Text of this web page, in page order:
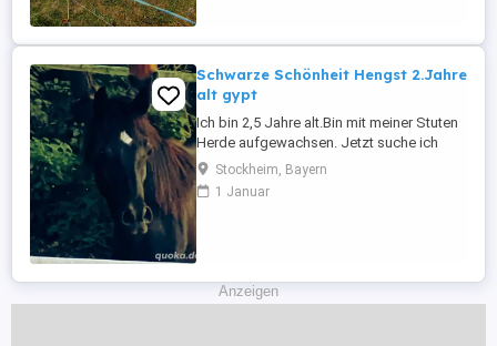
Schwarze Schönheit Hengst 2.Jahre
alt gypt
Ich bin 2,5 Jahre alt.Bin mit meiner Stuten
Herde aufgewachsen. Jetzt suche ich
eine neue Familie. Ich lebe im Offenstall
mit freiem Zugang auch im Winter. Ich bin
sehr dem Menschen zu getan. Jetzt suche
Stockheim, Bayern
1 Januar
Anzeigen